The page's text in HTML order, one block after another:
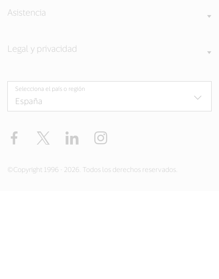
Asistencia
Legal y privacidad
Selecciona el país o región
Facebook Twitter LinkedIn
©Copyright 1996 - 2026. Todos los derechos reservados.